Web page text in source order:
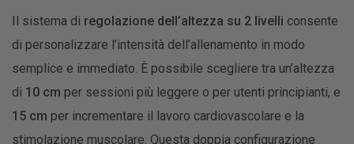
Il sistema di regolazione dell’altezza su 2 livelli consente
di personalizzare l’intensità dell’allenamento in modo
semplice e immediato. È possibile scegliere tra un’altezza
di 10 cm per sessioni più leggere o per utenti principianti, e
15 cm per incrementare il lavoro cardiovascolare e la
stimolazione muscolare. Questa doppia configurazione